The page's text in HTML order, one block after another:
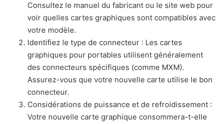
Consultez le manuel du fabricant ou le site web pour
voir quelles cartes graphiques sont compatibles avec
votre modèle.
Identifiez le type de connecteur : Les cartes
graphiques pour portables utilisent généralement
des connecteurs spécifiques (comme MXM).
Assurez-vous que votre nouvelle carte utilise le bon
connecteur.
Considérations de puissance et de refroidissement :
Votre nouvelle carte graphique consommera-t-elle